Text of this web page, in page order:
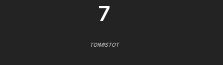
7
TOIMISTOT